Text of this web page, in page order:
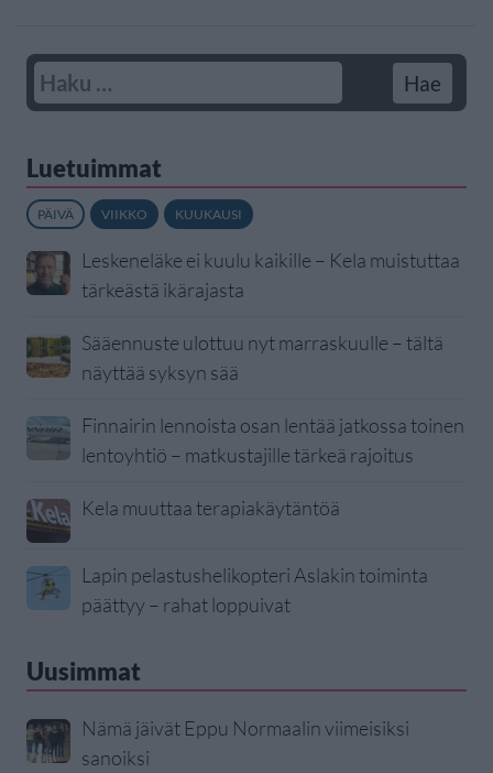
Luetuimmat
PÄIVÄ VIIKKO KUUKAUSI
Leskeneläke ei kuulu kaikille – Kela muistuttaa
tärkeästä ikärajasta
Sääennuste ulottuu nyt marraskuulle – tältä
näyttää syksyn sää
Finnairin lennoista osan lentää jatkossa toinen
lentoyhtiö – matkustajille tärkeä rajoitus
Kela muuttaa terapiakäytäntöä
Lapin pelastushelikopteri Aslakin toiminta
päättyy – rahat loppuivat
Uusimmat
Nämä jäivät Eppu Normaalin viimeisiksi
sanoiksi